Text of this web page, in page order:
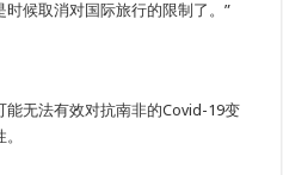
候取消对国际旅行的限制了。”
无法有效对抗南非的Covid-19变